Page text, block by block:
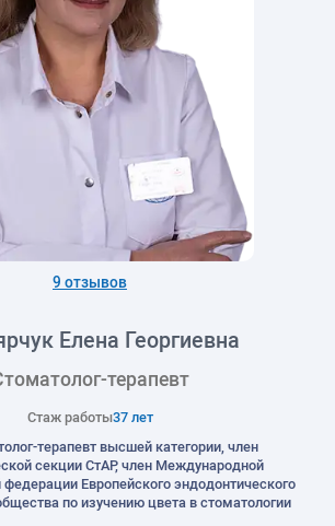
9 отзывов
Елена Георгиевна
терапевт
Стаж работы37 лет
терапевт высшей категории, член
секции СтАР, член Международной
Европейского эндодонтического
по изучению цвета в стоматологии